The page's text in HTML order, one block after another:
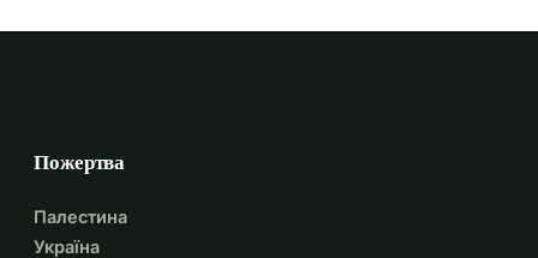
допомогти завершити цей благословенний проект.
Нехай Аллах (СWT) щедро винагородить вас.
ДжазакАллах Хайр за вашу підтримку.
Пожертва
Палестина
Україна